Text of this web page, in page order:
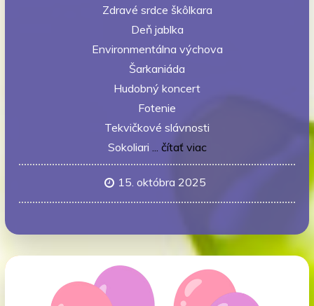
Zdravé srdce škôlkara
Deň jablka
Environmentálna výchova
Šarkaniáda
Hudobný koncert
Fotenie
Tekvičkové slávnosti
Sokoliari ... čítať viac
15. októbra 2025